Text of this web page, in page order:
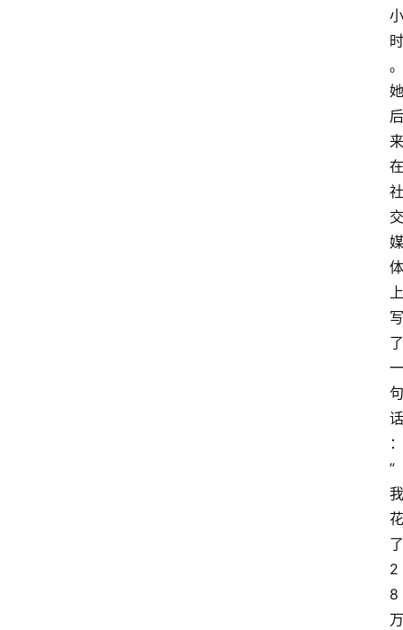
小
时
。
她
后
来
在
社
交
媒
体
上
写
了
一
句
话
：
”
我
花
了
2
8
万